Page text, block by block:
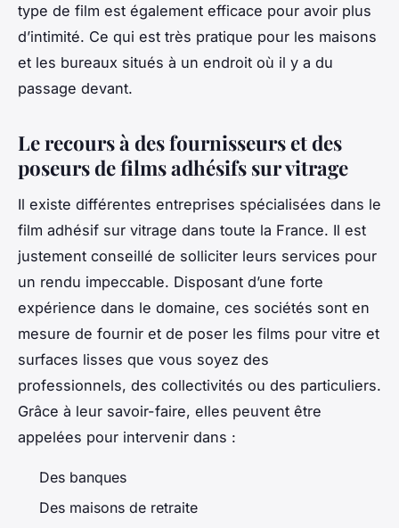
type de film est également efficace pour avoir plus
d’intimité. Ce qui est très pratique pour les maisons
et les bureaux situés à un endroit où il y a du
passage devant.
Le recours à des fournisseurs et des
poseurs de films adhésifs sur vitrage
Il existe différentes entreprises spécialisées dans le
film adhésif sur vitrage dans toute la France. Il est
justement conseillé de solliciter leurs services pour
un rendu impeccable. Disposant d’une forte
expérience dans le domaine, ces sociétés sont en
mesure de fournir et de poser les films pour vitre et
surfaces lisses que vous soyez des
professionnels, des collectivités ou des particuliers.
Grâce à leur savoir-faire, elles peuvent être
appelées pour intervenir dans :
Des banques
Des maisons de retraite